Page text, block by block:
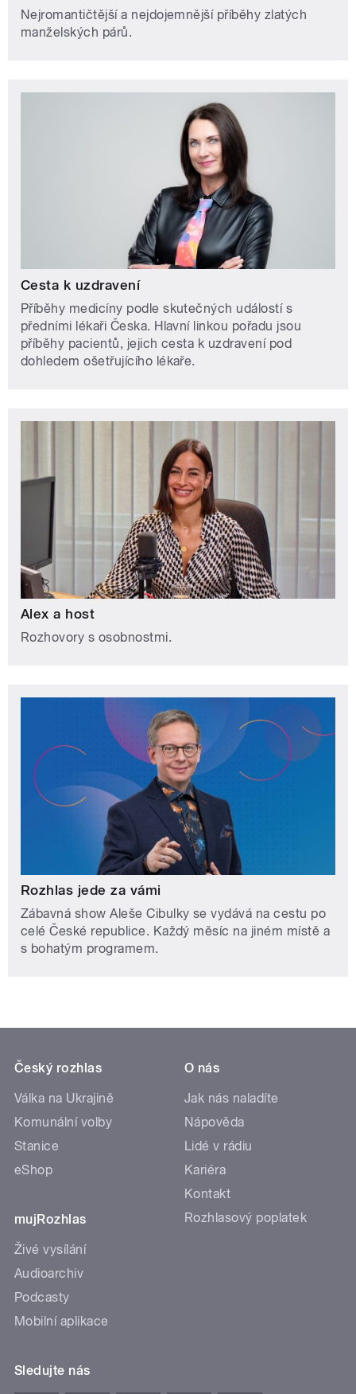
Nejromantičtější a nejdojemnější příběhy zlatých
manželských párů.
Cesta k uzdravení
Příběhy medicíny podle skutečných událostí s
předními lékaři Česka. Hlavní linkou pořadu jsou
příběhy pacientů, jejich cesta k uzdravení pod
dohledem ošetřujícího lékaře.
Alex a host
Rozhovory s osobnostmi.
Rozhlas jede za vámi
Zábavná show Aleše Cibulky se vydává na cestu po
celé České republice. Každý měsíc na jiném místě a
s bohatým programem.
Český rozhlas
Válka na Ukrajině
Komunální volby
Stanice
eShop
mujRozhlas
Živé vysílání
Audioarchiv
Podcasty
Mobilní aplikace
O nás
Jak nás naladíte
Nápověda
Lidé v rádiu
Kariéra
Kontakt
Rozhlasový poplatek
Sledujte nás